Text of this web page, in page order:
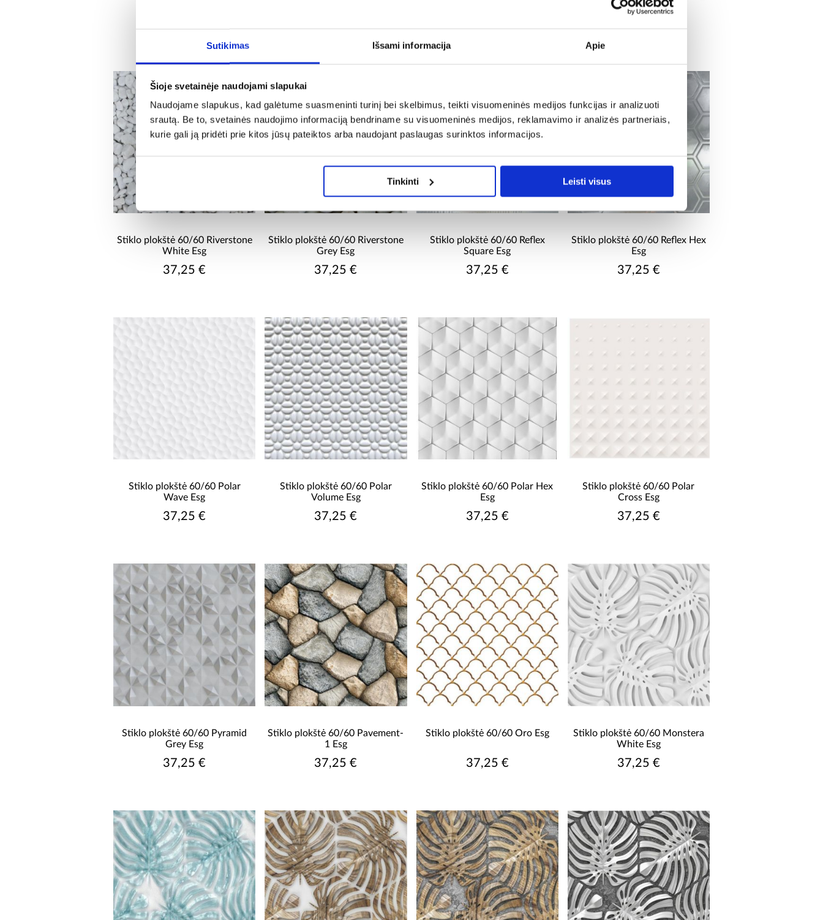
Sutikimas Išsami informacija Apie
Šioje svetainėje naudojami slapukai
Naudojame slapukus, kad galėtume suasmeninti turinį bei skelbimus, teikti visuomeninės medijos funkcijas ir analizuoti
srautą. Be to, svetainės naudojimo informaciją bendriname su visuomeninės medijos, reklamavimo ir analizės partneriais,
kurie gali ją pridėti prie kitos jūsų pateiktos arba naudojant paslaugas surinktos informacijos.
Tinkinti Leisti visus
Stiklo plokštė 60/60 Riverstone
White Esg
37,25 €
Stiklo plokštė 60/60 Riverstone
Grey Esg
37,25 €
Stiklo plokštė 60/60 Reflex
Square Esg
37,25 €
Stiklo plokštė 60/60 Reflex Hex
Esg
37,25 €
Stiklo plokštė 60/60 Polar
Wave Esg
37,25 €
Stiklo plokštė 60/60 Polar
Volume Esg
37,25 €
Stiklo plokštė 60/60 Polar Hex
Esg
37,25 €
Stiklo plokštė 60/60 Polar
Cross Esg
37,25 €
Stiklo plokštė 60/60 Pyramid
Grey Esg
37,25 €
Stiklo plokštė 60/60 Pavement-
1 Esg
37,25 €
Stiklo plokštė 60/60 Oro Esg
37,25 €
Stiklo plokštė 60/60 Monstera
White Esg
37,25 €